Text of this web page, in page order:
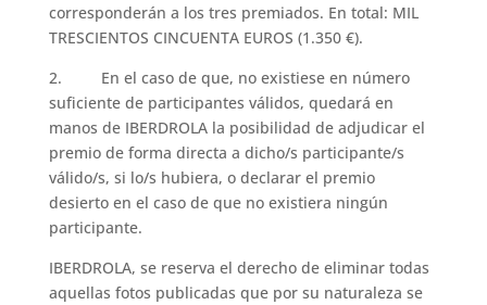
corresponderán a los tres premiados. En total: MIL
TRESCIENTOS CINCUENTA EUROS (1.350 €).
2. En el caso de que, no existiese en número
suficiente de participantes válidos, quedará en
manos de IBERDROLA la posibilidad de adjudicar el
premio de forma directa a dicho/s participante/s
válido/s, si lo/s hubiera, o declarar el premio
desierto en el caso de que no existiera ningún
participante.
IBERDROLA, se reserva el derecho de eliminar todas
aquellas fotos publicadas que por su naturaleza se